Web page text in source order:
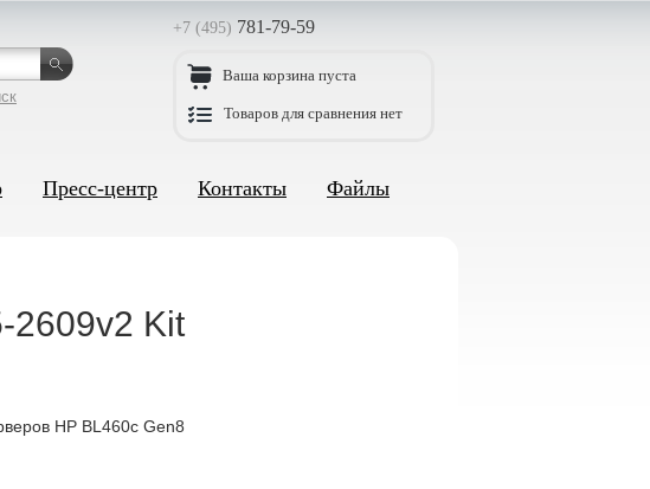
+7 (495) 781-79-59
Ваша корзина пуста
Товаров для сравнения нет
Пресс-центр Контакты Файлы
2609v2 Kit
HP BL460c Gen8